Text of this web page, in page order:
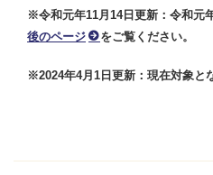
※令和元年11月14日更新：令和元
後のページ
をご覧ください。
※2024年4月1日更新：現在対象と